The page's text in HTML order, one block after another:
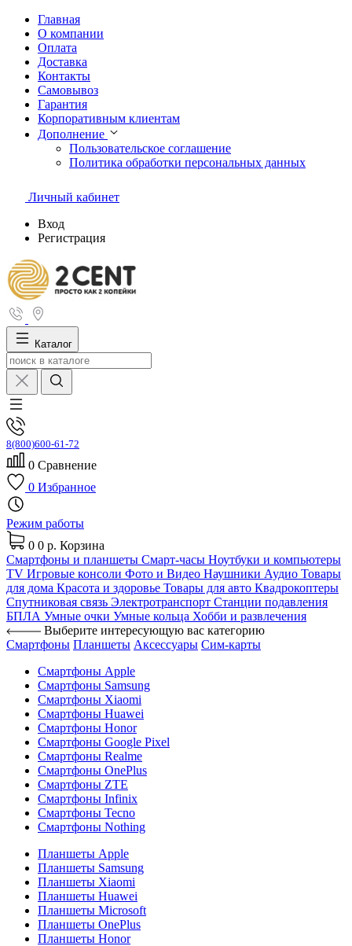
Главная
О компании
Оплата
Доставка
Контакты
Самовывоз
Гарантия
Корпоративным клиентам
Дополнение
Пользовательское соглашение
Политика обработки персональных данных
Личный кабинет
Вход
Регистрация
Каталог
8(800)600-61-72
0 Сравнение
0 Избранное
Режим работы
0 0 р. Корзина
Смартфоны и планшеты Смарт-часы Ноутбуки и компьютеры
TV Игровые консоли Фото и Видео Наушники Аудио Товары
для дома Красота и здоровье Товары для авто Квадрокоптеры
Спутниковая связь Электротранспорт Станции подавления
БПЛА Умные очки Умные кольца Хобби и развлечения
Выберите интересующую вас категорию
Смартфоны Планшеты Аксессуары Сим-карты
Смартфоны Apple
Смартфоны Samsung
Смартфоны Xiaomi
Смартфоны Huawei
Смартфоны Honor
Смартфоны Google Pixel
Смартфоны Realme
Смартфоны OnePlus
Смартфоны ZTE
Смартфоны Infinix
Смартфоны Tecno
Смартфоны Nothing
Планшеты Apple
Планшеты Samsung
Планшеты Xiaomi
Планшеты Huawei
Планшеты Microsoft
Планшеты OnePlus
Планшеты Honor